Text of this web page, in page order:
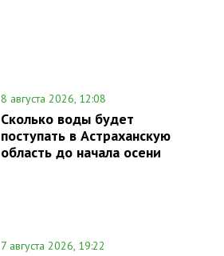
8 августа 2026, 12:08
Сколько воды будет
поступать в Астраханскую
область до начала осени
7 августа 2026, 19:22